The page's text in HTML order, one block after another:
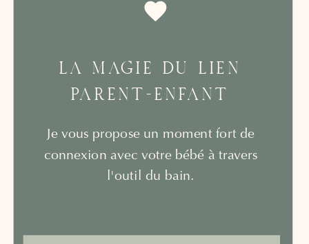
Je vous propose un moment fort de
connexion avec votre bébé à travers
l'outil du bain.
LA MAGIE DU LIEN
PARENT-ENFANT